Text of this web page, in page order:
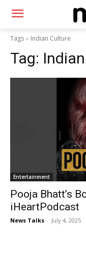
Tags Indian Culture
Tag:
Entertainment
Pooja Bhatt’s
iHeartPodcast
News Talks - July 4, 2025